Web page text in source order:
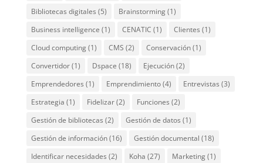
Bibliotecas digitales (5) Brainstorming(1)
Business intelligence (1) CENATIC (1) Clientes (1)
Cloud computing(1) CMS (2) Conservación(1)
Convertidor(1) Dspace (18) Ejecución(2)
Emprendedores (1) Emprendimiento(4) Entrevistas (3)
Estrategia (1) Fidelizar(2) Funciones (2)
Gestión de bibliotecas (2) Gestión de datos (1)
Gestión de información(16) Gestión documental (18)
Identificar necesidades (2) Koha (27) Marketing(1)